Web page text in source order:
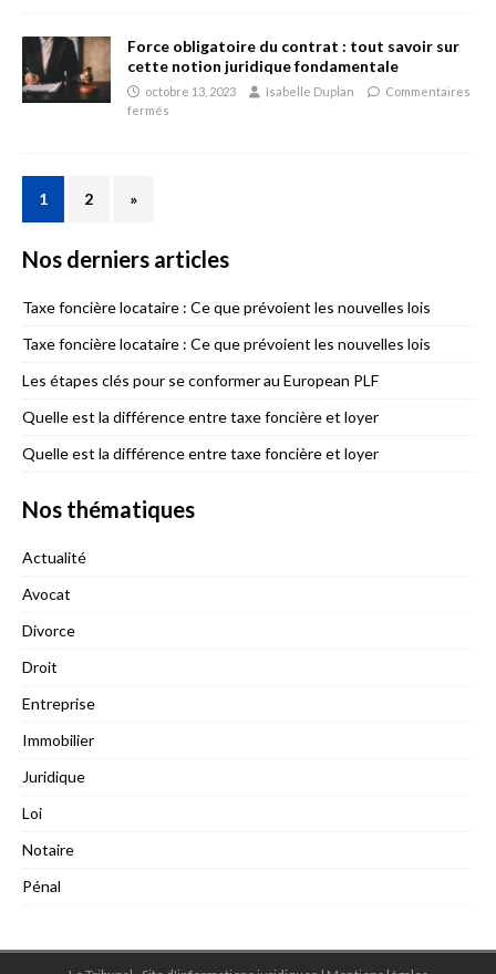
Force obligatoire du contrat : tout savoir sur
cette notion juridique fondamentale
octobre 13, 2023 Isabelle Duplan
Commentaires
fermés
1 2 »
Nos derniers articles
Taxe foncière locataire : Ce que prévoient les nouvelles lois
Taxe foncière locataire : Ce que prévoient les nouvelles lois
Les étapes clés pour se conformer au European PLF
Quelle est la différence entre taxe foncière et loyer
Quelle est la différence entre taxe foncière et loyer
Nos thématiques
Actualité
Avocat
Divorce
Droit
Entreprise
Immobilier
Juridique
Loi
Notaire
Pénal